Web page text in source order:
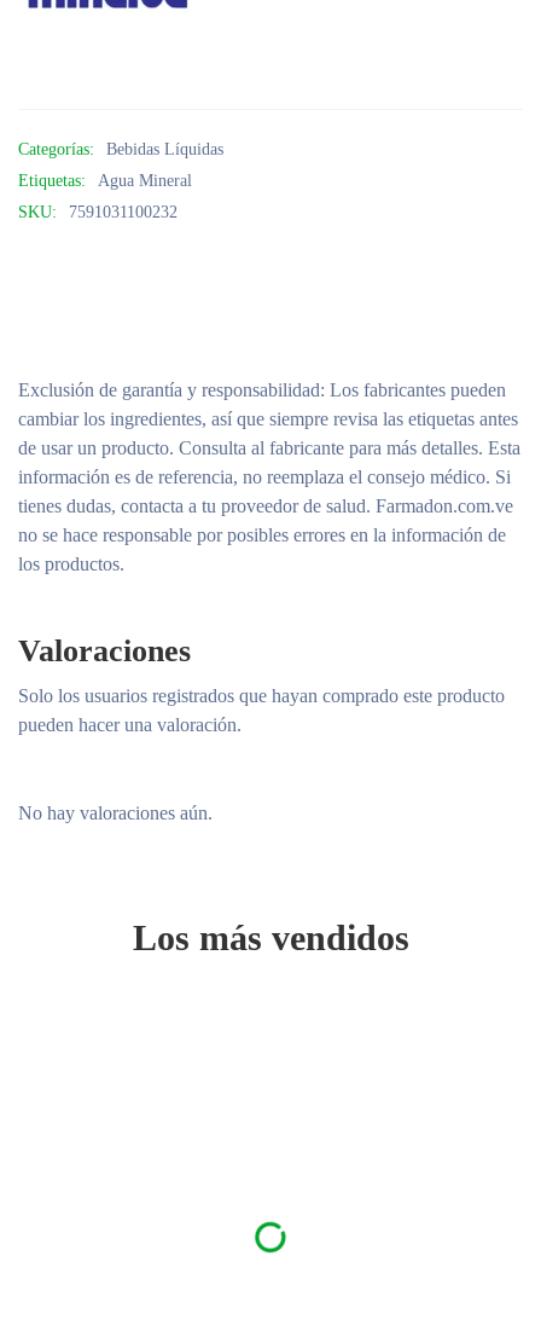
Categorías:
Bebidas Líquidas
Etiquetas:
Agua Mineral
SKU:
7591031100232
Exclusión de garantía y responsabilidad: Los fabricantes pueden
cambiar los ingredientes, así que siempre revisa las etiquetas antes
de usar un producto. Consulta al fabricante para más detalles. Esta
información es de referencia, no reemplaza el consejo médico. Si
tienes dudas, contacta a tu proveedor de salud. Farmadon.com.ve
no se hace responsable por posibles errores en la información de
los productos.
Valoraciones
No hay valoraciones aún.
Solo los usuarios registrados que hayan comprado este producto
pueden hacer una valoración.
Los más vendidos